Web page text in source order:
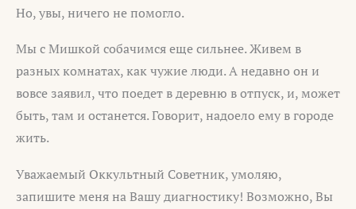
Но, увы, ничего не помогло.
Мы с Мишкой собачимся еще сильнее. Живем в
разных комнатах, как чужие люди. А недавно он и
вовсе заявил, что поедет в деревню в отпуск, и, может
быть, там и останется. Говорит, надоело ему в городе
жить.
Уважаемый Оккультный Советник, умоляю,
запишите меня на Вашу диагностику! Возможно, Вы